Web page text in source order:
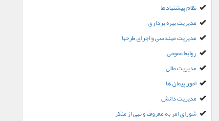
نظام پیشنهادها
مدیریت بهره برداری
مدیریت مهندسی و اجرای طرحها
روابط عمومی
مدیریت مالی
امور پیمان ها
مدیریت دانش
شورای امر به معروف و نهی از منکر